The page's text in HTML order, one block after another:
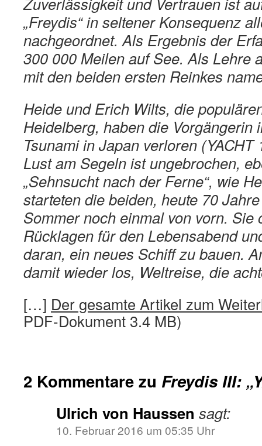
„Freydis“ in seltener Konsequenz
nachgeordnet. Als Ergebnis der
300 000 Meilen auf See. Als Lehre
mit den beiden ersten Reinkes
Heide und Erich Wilts, die
Heidelberg, haben die Vorgängerin
Tsunami in Japan verloren
Lust am Segeln ist ungebrochen,
„Sehnsucht nach der Ferne“, wie
starteten die beiden, heute 70
Sommer noch einmal von vorn. Sie
Rücklagen für den Lebensabend
daran, ein neues Schiff zu bauen.
damit wieder los, Weltreise, die
[…] Der gesamte Artikel zum
PDF-Dokument 3.4 MB)
2 Kommentare zu Freydis III:
Ulrich von Haussen sagt:
10. Februar 2016 um 05:35 Uhr